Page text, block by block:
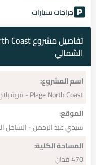
جراجات سيارات
الشمالي
اسم المشروع:
Plage North Coast - قرية بلاج الساحل الشمالي
الموقع:
سيدي عبد الرحمن - الساحل
المساحة الكلية:
470 فدان